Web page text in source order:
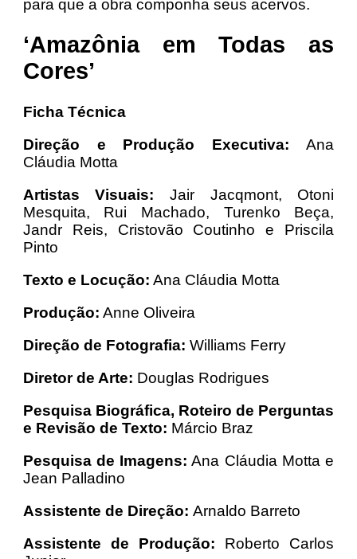
para que a obra componha seus acervos.
‘Amazônia em Todas as
Cores’
Ficha Técnica
Direção e Produção Executiva: Ana
Cláudia Motta
Artistas Visuais: Jair Jacqmont, Otoni
Mesquita, Rui Machado, Turenko Beça,
Jandr Reis, Cristovão Coutinho e Priscila
Pinto
Texto e Locução: Ana Cláudia Motta
Produção: Anne Oliveira
Direção de Fotografia: Williams Ferry
Diretor de Arte: Douglas Rodrigues
Pesquisa Biográfica, Roteiro de Perguntas
e Revisão de Texto: Márcio Braz
Pesquisa de Imagens: Ana Cláudia Motta e
Jean Palladino
Assistente de Direção: Arnaldo Barreto
Assistente de Produção: Roberto Carlos